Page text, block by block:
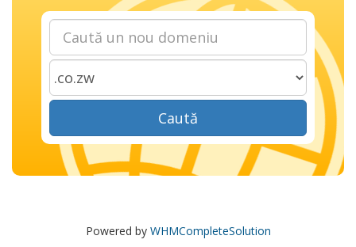
Caută
Powered by WHMCompleteSolution